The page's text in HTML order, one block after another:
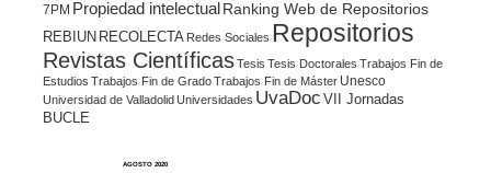
7PM Propiedad intelectualRanking Web de Repositorios
REBIUN RECOLECTA Redes Sociales Repositorios
Revistas CientíficasTesis Tesis Doctorales Trabajos Fin de
Estudios Trabajos Fin de GradoTrabajos Fin de Máster Unesco
Universidad de ValladolidUniversidades UvaDoc VII Jornadas
BUCLE
AGOSTO 2020